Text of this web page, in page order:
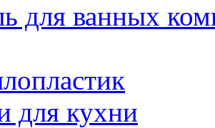
для ванных
для кухни